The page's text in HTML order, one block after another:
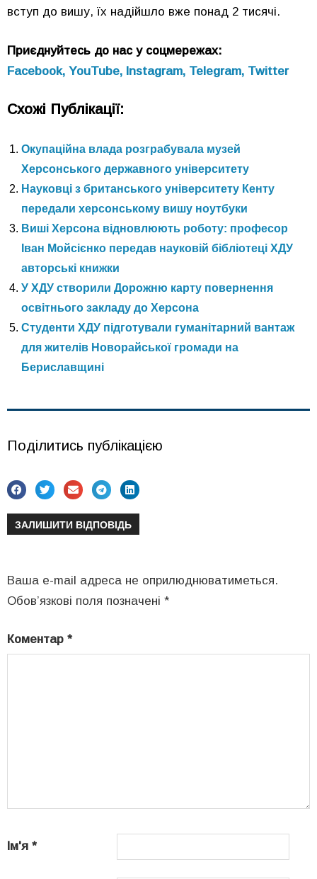
вступ до вишу, їх надійшло вже понад 2 тисячі.
Приєднуйтесь до нас у соцмережах:
Facebook, YouTube, Instagram, Telegram, Twitter
Схожі Публікації:
Окупаційна влада розграбувала музей
Херсонського державного університету
Науковці з британського університету Кенту
передали херсонському вишу ноутбуки
Виші Херсона відновлюють роботу: професор
Іван Мойсієнко передав науковій бібліотеці ХДУ
авторські книжки
У ХДУ створили Дорожню карту повернення
освітнього закладу до Херсона
Студенти ХДУ підготували гуманітарний вантаж
для жителів Новорайської громади на
Бериславщині
Поділитись публікацією
ЗАЛИШИТИ ВІДПОВІДЬ
Ваша e-mail адреса не оприлюднюватиметься.
Обов’язкові поля позначені *
Коментар *
Ім'я *